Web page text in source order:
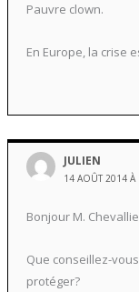
Pauvre clown.
En Europe, la crise
JULIEN
14 AOÛT 2014
Bonjour M.
Que conseillez-
protéger?